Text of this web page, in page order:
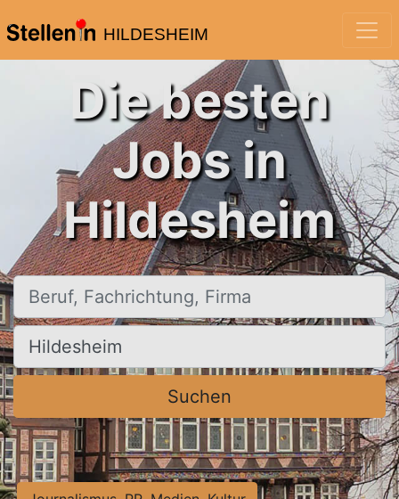
HILDESHEIM
Die besten
Jobs in
Hildesheim
Beruf, Fachrichtung, Firma
Ort, Stadt
Suchen